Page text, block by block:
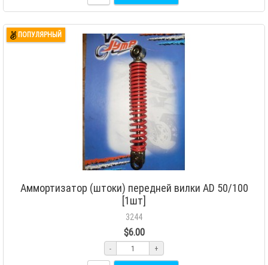
ПОПУЛЯРНЫЙ
Аммортизатор (штоки) передней вилки AD 50/100
[1шт]
3244
$6.00
- +